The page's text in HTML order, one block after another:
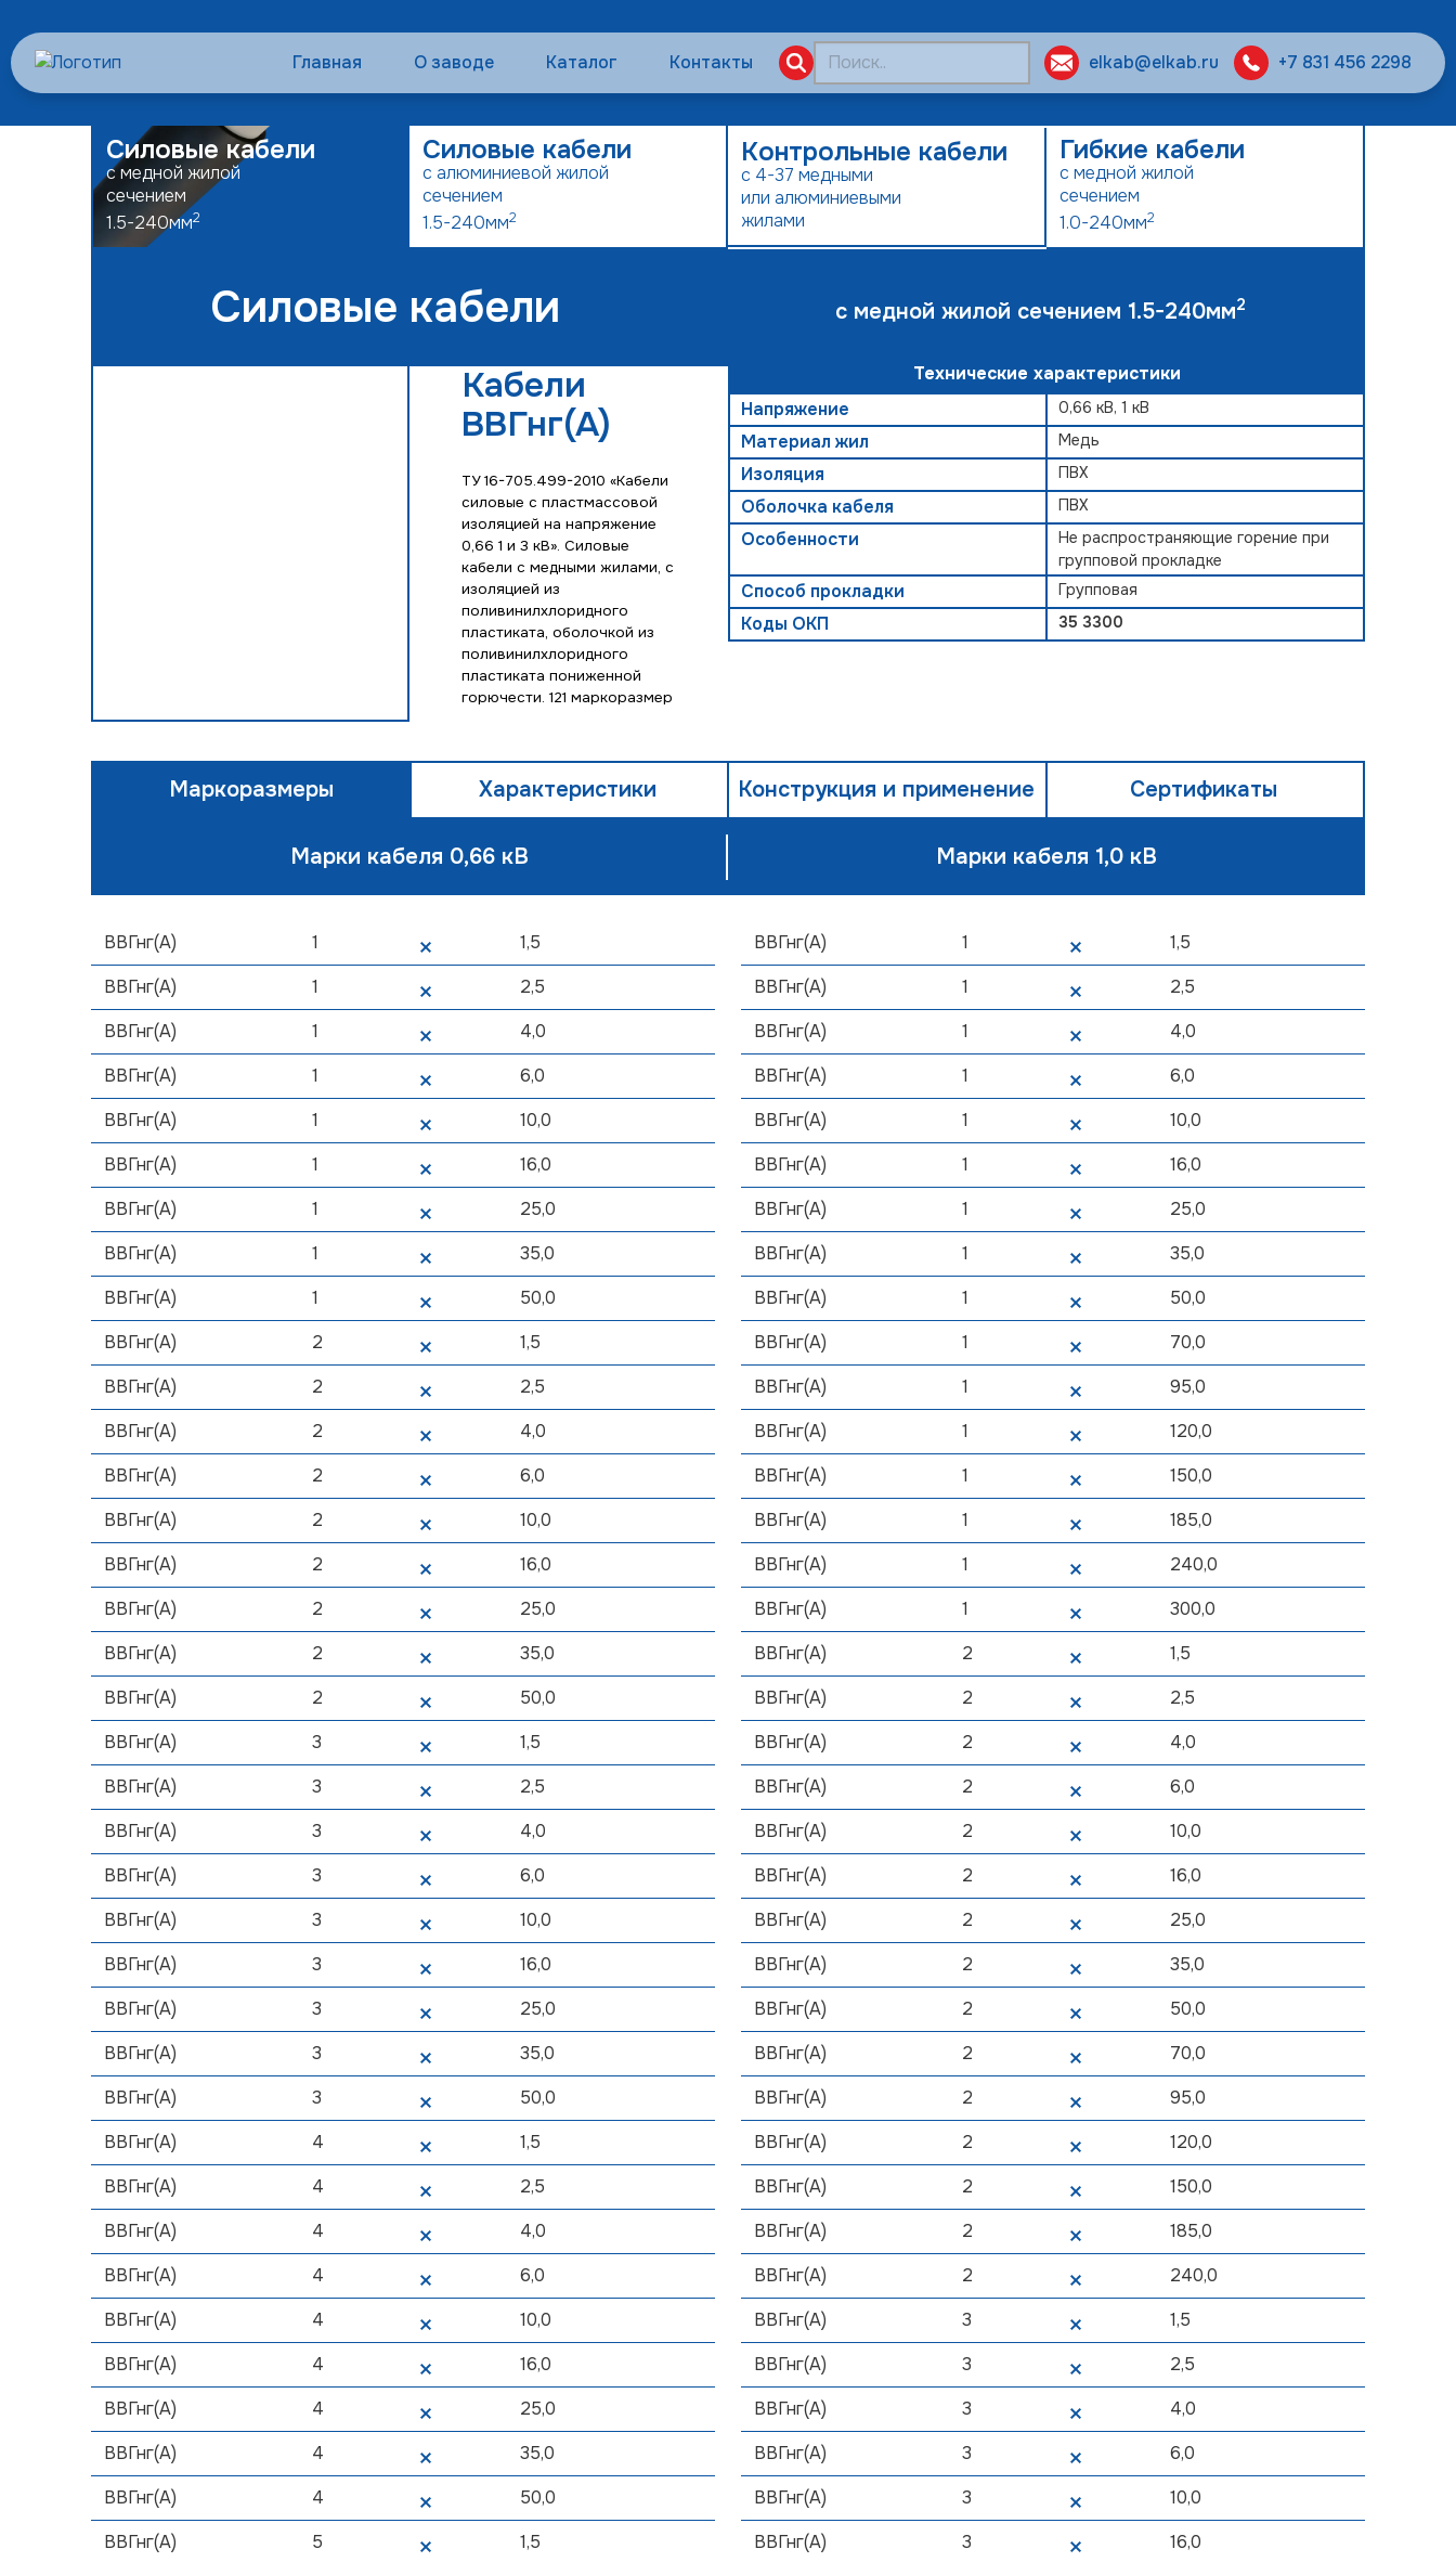
Главная О заводе Каталог Контакты elkab@elkab.ru +7 831 456 2298
Силовые кабели
с медной жилой
сечением
1.5-240мм2
Силовые кабели
с алюминиевой жилой
сечением
1.5-240мм2
Контрольные кабели
с 4-37 медными
или алюминиевыми
жилами
Гибкие кабели
с медной жилой
сечением
1.0-240мм2
Силовые кабели с медной жилой сечением 1.5-240мм2
Кабели
ВВГнг(А)
ТУ 16-705.499-2010 «Кабели
силовые с пластмассовой
изоляцией на напряжение
0,66 1 и 3 кВ». Силовые
кабели с медными жилами, с
изоляцией из
поливинилхлоридного
пластиката, оболочкой из
поливинилхлоридного
пластиката пониженной
горючести. 121 маркоразмер
Технические характеристики
Напряжение
0,66 кВ, 1 кВ
Материал жил Медь
Изоляция ПВХ
Оболочка кабеля ПВХ
Особенности
Не распространяющие горение при
групповой прокладке
Способ прокладки Групповая
Коды ОКП 35 3300
Маркоразмеры Характеристики Конструкция и применение Сертификаты
Марки кабеля 0,66 кВ
ВВГнг(А) 1
1,5
ВВГнг(А)
1
2,5
ВВГнг(А)
1
4,0
ВВГнг(А)
1
6,0
ВВГнг(А)
1
10,0
ВВГнг(А)
1
16,0
ВВГнг(А)
1
25,0
ВВГнг(А)
1
35,0
ВВГнг(А)
1
50,0
ВВГнг(А)
2
1,5
ВВГнг(А)
2
2,5
ВВГнг(А)
2
4,0
ВВГнг(А)
2
6,0
ВВГнг(А)
2
10,0
ВВГнг(А)
2
16,0
ВВГнг(А)
2
25,0
ВВГнг(А)
2
35,0
ВВГнг(А)
2
50,0
ВВГнг(А)
3
1,5
ВВГнг(А)
3
2,5
ВВГнг(А)
3
4,0
ВВГнг(А)
3
6,0
ВВГнг(А)
3
10,0
ВВГнг(А)
3
16,0
ВВГнг(А)
3
25,0
ВВГнг(А)
3
35,0
ВВГнг(А)
3
50,0
ВВГнг(А)
4
1,5
ВВГнг(А)
4
2,5
ВВГнг(А)
4
4,0
ВВГнг(А)
4
6,0
ВВГнг(А)
4
10,0
ВВГнг(А)
4
16,0
ВВГнг(А)
4
25,0
ВВГнг(А)
4
35,0
ВВГнг(А)
4
50,0
ВВГнг(А)
5
1,5
Марки кабеля 1,0 кВ
ВВГнг(А) 1
1,5
ВВГнг(А)
1
2,5
ВВГнг(А)
1
4,0
ВВГнг(А)
1
6,0
ВВГнг(А)
1
10,0
ВВГнг(А)
1
16,0
ВВГнг(А)
1
25,0
ВВГнг(А)
1
35,0
ВВГнг(А)
1
50,0
ВВГнг(А)
1
70,0
ВВГнг(А)
1
95,0
ВВГнг(А)
1
120,0
ВВГнг(А)
1
150,0
ВВГнг(А)
1
185,0
ВВГнг(А)
1
240,0
ВВГнг(А)
1
300,0
ВВГнг(А)
2
1,5
ВВГнг(А)
2
2,5
ВВГнг(А)
2
4,0
ВВГнг(А)
2
6,0
ВВГнг(А)
2
10,0
ВВГнг(А)
2
16,0
ВВГнг(А)
2
25,0
ВВГнг(А)
2
35,0
ВВГнг(А)
2
50,0
ВВГнг(А)
2
70,0
ВВГнг(А)
2
95,0
ВВГнг(А)
2
120,0
ВВГнг(А)
2
150,0
ВВГнг(А)
2
185,0
ВВГнг(А)
2
240,0
ВВГнг(А)
3
1,5
ВВГнг(А)
3
2,5
ВВГнг(А)
3
4,0
ВВГнг(А)
3
6,0
ВВГнг(А)
3
10,0
ВВГнг(А)
3
16,0